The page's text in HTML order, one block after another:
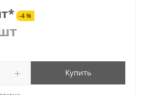
-4 %
Купить